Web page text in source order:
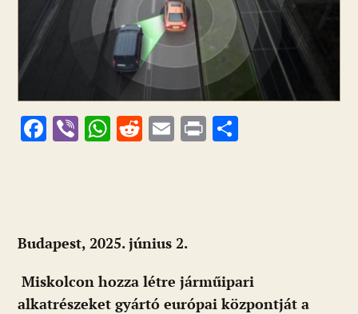
F
o
k
Vi W
A
p
p
R E Pr
Budapest, 2025. június 2.
Miskolcon hozza létre járműipari
alkatrészeket gyártó európai központját a